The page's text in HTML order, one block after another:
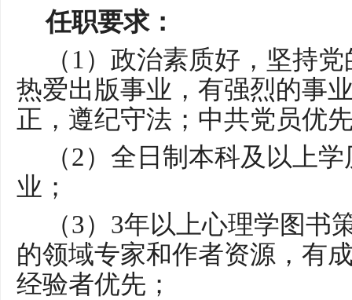
任职要求：
（ 1）政治素质好，坚持
热爱出版事业，有强烈的事
正，遵纪守法；中共党员优
（2）全日制本科及以上
业；
（3）3年以上心理学图书
的领域专家和作者资源， 有
经验者优先 ；